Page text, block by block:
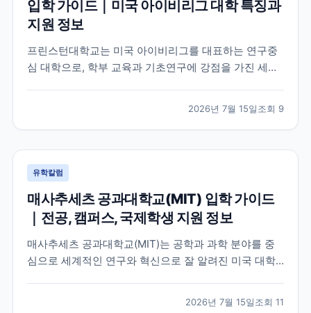
입학 가이드｜미국 아이비리그 대학 특징과
지원 정보
프린스턴대학교는 미국 아이비리그를 대표하는 연구중
심 대학으로, 학부 교육과 기초연구에 강점을 가진 세계
2026년 7월 15일조회 9
유학칼럼
매사추세츠 공과대학교(MIT) 입학 가이드
｜전공, 캠퍼스, 국제학생 지원 정보
매사추세츠 공과대학교(MIT)는 공학과 과학 분야를 중
심으로 세계적인 연구와 혁신으로 잘 알려진 미국 대학
2026년 7월 15일조회 11